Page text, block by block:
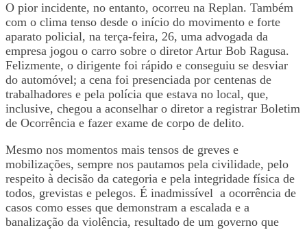
O pior incidente, no entanto, ocorreu na Replan. Também
com o clima tenso desde o início do movimento e forte
aparato policial, na terça-feira, 26, uma advogada da
empresa jogou o carro sobre o diretor Artur Bob Ragusa.
Felizmente, o dirigente foi rápido e conseguiu se desviar
do automóvel; a cena foi presenciada por centenas de
trabalhadores e pela polícia que estava no local, que,
inclusive, chegou a aconselhar o diretor a registrar Boletim
de Ocorrência e fazer exame de corpo de delito.
Mesmo nos momentos mais tensos de greves e
mobilizações, sempre nos pautamos pela civilidade, pelo
respeito à decisão da categoria e pela integridade física de
todos, grevistas e pelegos. É inadmissível a ocorrência de
casos como esses que demonstram a escalada e a
banalização da violência, resultado de um governo que